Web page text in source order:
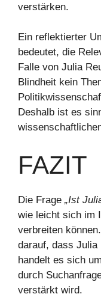
verstärken.
Ein reflektierter
bedeutet, die
Falle von Julia
Blindheit kein
Deshalb ist es
FAZIT
Die Frage „Ist
wie leicht sich im
verbreiten
darauf, dass Julia
handelt es sich
durch
verstärkt wird.